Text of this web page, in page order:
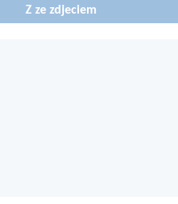
Z ze zdjeciem